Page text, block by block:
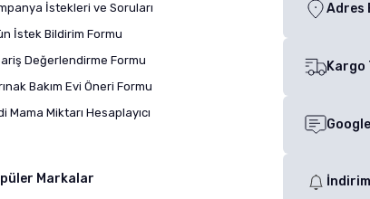
İstekleri ve Soruları
İstek Bildirim Formu
Değerlendirme Formu
Bakım Evi Öneri Formu
Mama Miktarı Hesaplayıcı
Markalar
Adres
Kargo